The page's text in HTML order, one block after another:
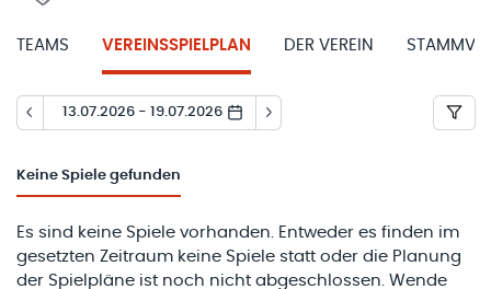
TEAMS VEREINSSPIELPLAN DER VEREIN
13.07.2026 - 19.07.2026
Keine Spiele gefunden
Es sind keine Spiele vorhanden. Entweder es finden im
gesetzten Zeitraum keine Spiele statt oder die Planung
der Spielpläne ist noch nicht abgeschlossen. Wende